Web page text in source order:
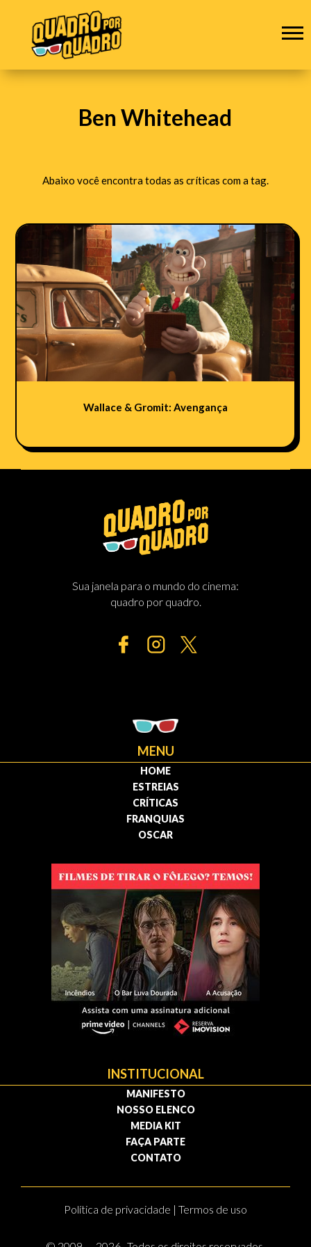
Ben Whitehead
Abaixo você encontra todas as críticas com a tag.
Wallace & Gromit: Avengança
Sua janela para o mundo do cinema:
quadro por quadro.
MENU
HOME
ESTREIAS
CRÍTICAS
FRANQUIAS
OSCAR
INSTITUCIONAL
MANIFESTO
NOSSO ELENCO
MEDIA KIT
FAÇA PARTE
CONTATO
Política de privacidade | Termos de uso